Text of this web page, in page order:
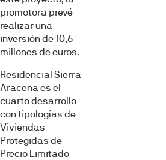
promotora prevé
realizar una
inversión de 10,6
millones de euros.
Residencial Sierra
Aracena es el
cuarto desarrollo
con tipologías de
Viviendas
Protegidas de
Precio Limitado